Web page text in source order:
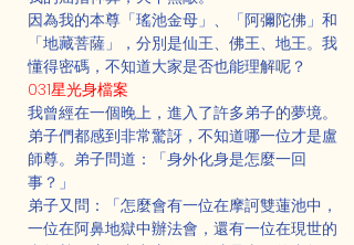
因為我的本尊「瑤池金母」、「阿彌陀佛」和
「地藏菩薩」，分別是仙王、佛王、地王。我
懂得密碼，不知道大家是否也能理解呢？
031星光身檔案
我曾經在一個晚上，進入了許多弟子的夢境。
弟子們都感到非常驚訝，不知道哪一位才是盧
師尊。弟子問道：「身外化身是怎麼一回
事？」
弟子又問：「怎麼會有一位在摩訶雙蓮池中，
一位在阿鼻地獄中辦法會，還有一位在現世的